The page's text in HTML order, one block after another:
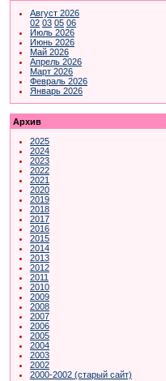
Август 2026
02 03 05 06
Июль 2026
Июнь 2026
Май 2026
Апрель 2026
Март 2026
Февраль 2026
Январь 2026
Архив
2025
2024
2023
2022
2021
2020
2019
2018
2017
2016
2015
2014
2013
2012
2011
2010
2009
2008
2007
2006
2005
2004
2003
2002
2000-2002 (старый сайт)